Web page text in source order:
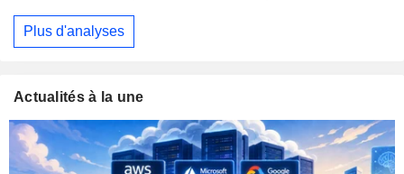
Plus d'analyses
Actualités à la une